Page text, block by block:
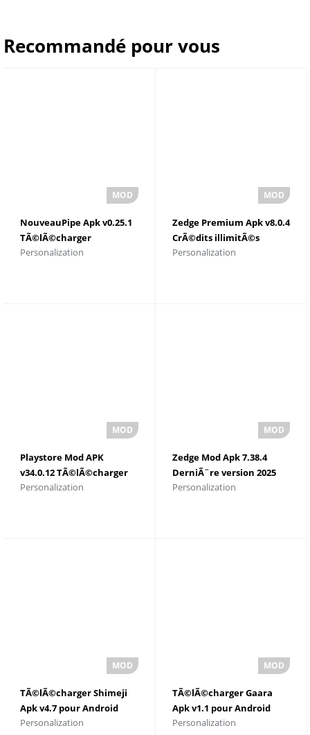
Recommandé pour vous
NouveauPipe Apk v0.25.1
TÃ©lÃ©charger
Personalization
Zedge Premium Apk v8.0.4
CrÃ©dits illimitÃ©s
Personalization
Playstore Mod APK
v34.0.12 TÃ©lÃ©charger
Personalization
Zedge Mod Apk 7.38.4
DerniÃ¨re version 2025
Personalization
TÃ©lÃ©charger Shimeji
Apk v4.7 pour Android
Personalization
TÃ©lÃ©charger Gaara
Apk v1.1 pour Android
Personalization